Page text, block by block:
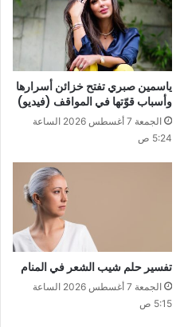
ياسمين صبري تفتح خزائن أسرارها
وأسباب قوّتها في المواقف (فيديو)
الجمعة 7 أغسطس 2026 الساعة
5:24 ص
تفسير حلم شيب الشعر في المنام
الجمعة 7 أغسطس 2026 الساعة
5:15 ص